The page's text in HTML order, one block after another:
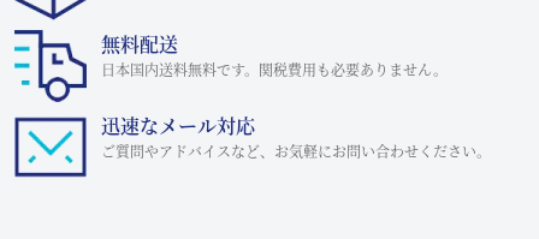
無料配送
日本国内送料無料です。関税費用も必要ありません。
迅速なメール対応
ご質問やアドバイスなど、お気軽にお問い合わせください。